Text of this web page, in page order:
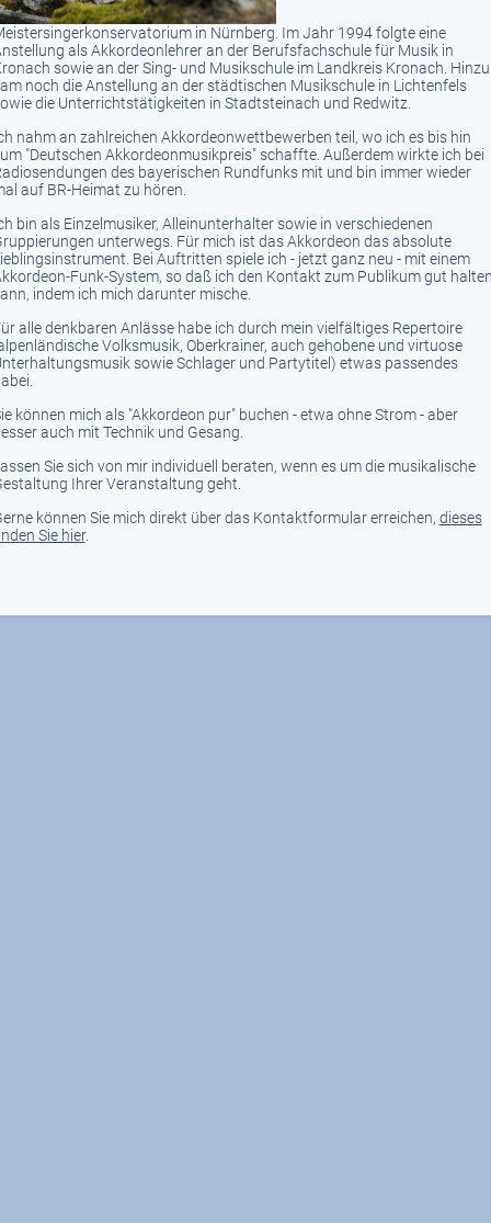
in Nürnberg. Im Jahr 1994 folgte eine
als Akkordeonlehrer an der Berufsfachschule für Musik in
sowie an der Sing- und Musikschule im Landkreis Kronach. Hinzu
noch die Anstellung an der städtischen Musikschule in Lichtenfels
die Unterrichtstätigkeiten in Stadtsteinach und Redwitz.
nahm an zahlreichen Akkordeonwettbewerben teil, wo ich es bis hin
"Deutschen Akkordeonmusikpreis" schaffte. Außerdem wirkte ich bei
des bayerischen Rundfunks mit und bin immer wieder
auf BR-Heimat zu hören.
bin als Einzelmusiker, Alleinunterhalter sowie in verschiedenen
unterwegs. Für mich ist das Akkordeon das absolute
Bei Auftritten spiele ich - jetzt ganz neu - mit einem
Funk-System, so daß ich den Kontakt zum Publikum gut
indem ich mich darunter mische.
alle denkbaren Anlässe habe ich durch mein vielfältiges Repertoire
Volksmusik, Oberkrainer, auch gehobene und virtuose
sowie Schlager und Partytitel) etwas passendes
können mich als "Akkordeon pur" buchen - etwa ohne Strom - aber
auch mit Technik und Gesang.
Sie sich von mir individuell beraten, wenn es um die musikalische
Ihrer Veranstaltung geht.
können Sie mich direkt über das Kontaktformular erreichen, dieses
Sie hier.